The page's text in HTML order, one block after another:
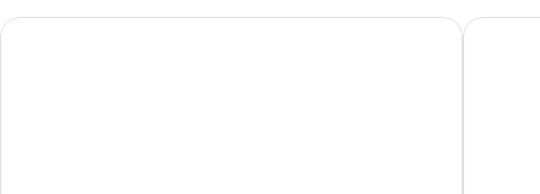
Phuket Marriott Resort and Spa, Nai Yang Beach